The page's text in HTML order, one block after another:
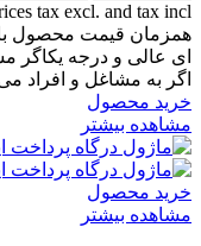
همزمان قیمت محصول با
اگر به مشاغل و افراد
خرید محصول
مشاهده بیشتر
خرید محصول
مشاهده بیشتر